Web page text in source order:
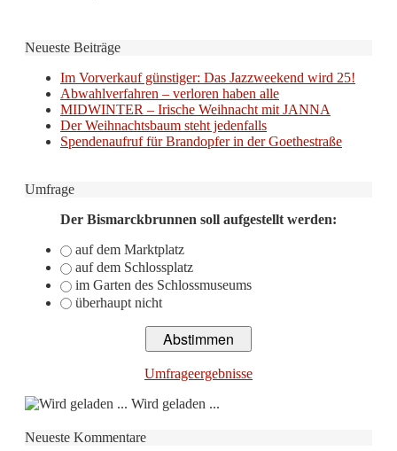
Neueste Beiträge
Im Vorverkauf günstiger: Das Jazzweekend wird 25!
Abwahlverfahren – verloren haben alle
MIDWINTER – Irische Weihnacht mit JANNA
Der Weihnachtsbaum steht jedenfalls
Spendenaufruf für Brandopfer in der Goethestraße
Umfrage
Der Bismarckbrunnen soll aufgestellt werden:
auf dem Marktplatz
auf dem Schlossplatz
im Garten des Schlossmuseums
überhaupt nicht
Umfrageergebnisse
Wird geladen ...
Neueste Kommentare